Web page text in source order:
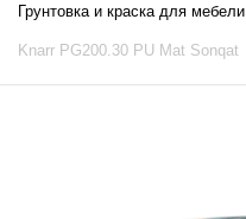
Грунтовка и краска для мебели
Knarr PG200.30 PU Mat Sonqat